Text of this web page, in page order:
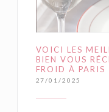
VOICI LES
BIEN VOUS
FROID À PARIS
27/01/2025